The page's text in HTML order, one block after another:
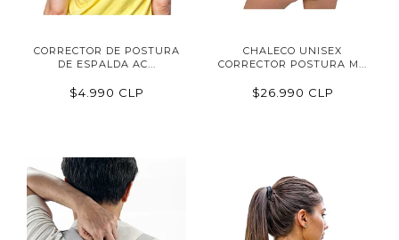
CORRECTOR DE POSTURA
DE ESPALDA AC...
$4.990 CLP
CHALECO UNISEX
CORRECTOR POSTURA M...
$26.990 CLP